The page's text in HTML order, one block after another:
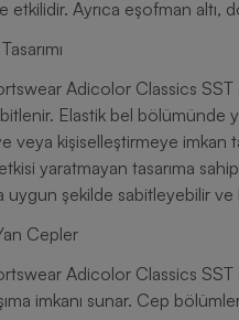
etkilidir. Ayrıca eşofman altı,
Adicolor Classics
Elastik bel bölümünde
veya kişiselleştirmeye imkan
etkisi yaratmayan tasarıma
uygun şekilde sabitleyebilir
Cepler
Adicolor Classics
imkanı sunar. Cep